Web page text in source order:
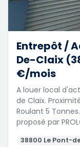
Entrepôt /
De-Claix
€/mois
A louer local
de Claix.
Roulant 5
proposé par
38800 Le Pont-